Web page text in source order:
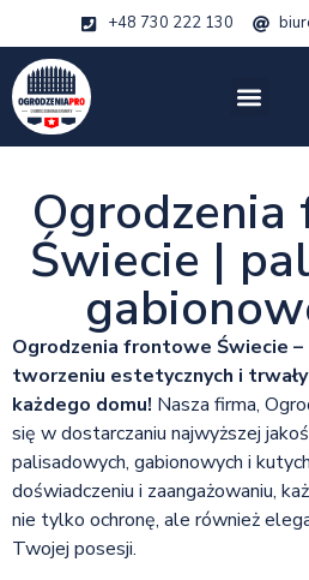
+48 730 222 130
Świecie |
Ogrodzenia frontowe Świecie
tworzeniu estetycznych i
każdego domu! Nasza firma,
się w dostarczaniu najwyższej
palisadowych, gabionowych i
doświadczeniu i zaangażowaniu,
nie tylko ochronę, ale również
Twojej posesji.